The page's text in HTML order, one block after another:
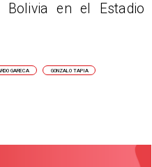
en el Estadio
GARECA GONZALO TAPIA